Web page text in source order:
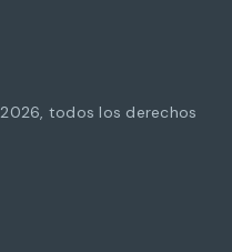
2026, todos los derechos